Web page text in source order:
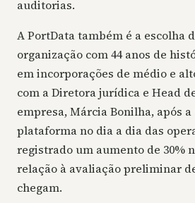
auditorias.
A PortData também é a escolha
organização com 44 anos de
em incorporações de médio e
com a Diretora jurídica e Head
empresa, Márcia Bonilha, após a
plataforma no dia a dia das
registrado um aumento de 30%
relação à avaliação preliminar
chegam.